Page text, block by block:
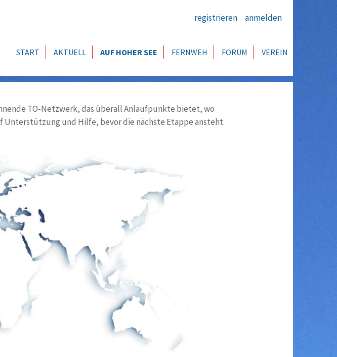
registrieren anmelden
START AKTUELL AUF HOHER SEE FERNWEH FORUM VEREIN
TO-Netzwerk, das überall Anlaufpunkte bietet, wo
Unterstützung und Hilfe, bevor die nächste Etappe ansteht.